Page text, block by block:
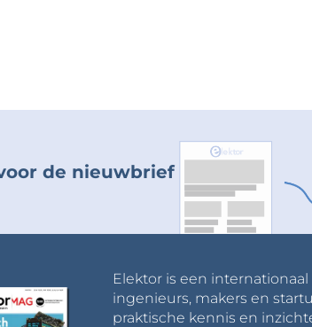
de nieuwbrief
Elektor is een
ingenieurs, makers en
praktische kennis en